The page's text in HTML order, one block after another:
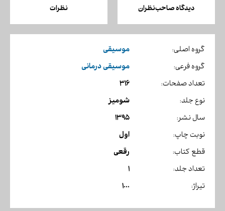
دیدگاه صاحب‌نظران نظرات
گروه اصلی: موسیقی
گروه فرعی: موسیقی درمانی
تعداد صفحات: 316
نوع جلد: شومیز
سال نشر: 1395
نوبت چاپ: اول
قطع کتاب: رقعی
تعداد جلد: 1
تیراژ: 1000